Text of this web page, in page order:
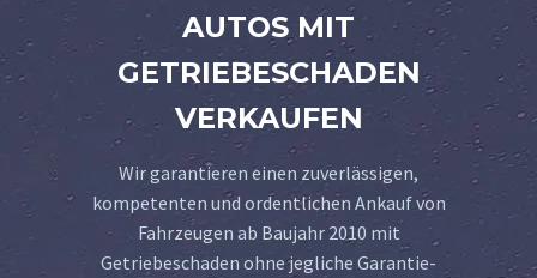
AUTOS MIT
GETRIEBESCHADEN
VERKAUFEN
Wir garantieren einen zuverlässigen,
kompetenten und ordentlichen Ankauf von
Fahrzeugen ab Baujahr 2010 mit
Getriebeschaden ohne jegliche Garantie-